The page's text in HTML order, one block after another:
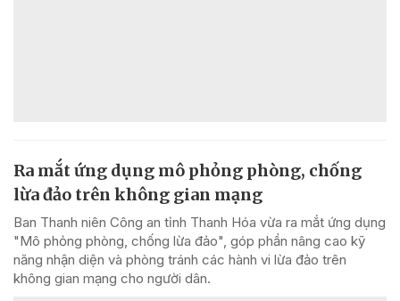
Ra mắt ứng dụng mô phỏng phòng, chống
lừa đảo trên không gian mạng
Ban Thanh niên Công an tỉnh Thanh Hóa vừa ra mắt ứng dụng
"Mô phỏng phòng, chống lừa đảo", góp phần nâng cao kỹ
năng nhận diện và phòng tránh các hành vi lừa đảo trên
không gian mạng cho người dân.